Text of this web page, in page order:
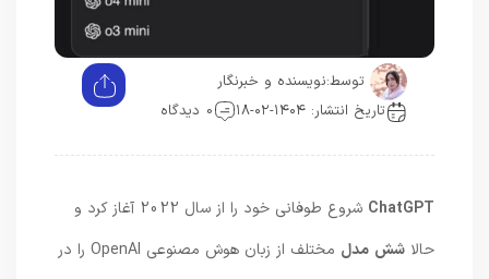
توسط: نویسنده و خبرنگار
تاریخ انتشار: ۱۴۰۴-۰۲-۱۸
0 دیدگاه
ChatGPT
شروع طوفانی خود را از سال 2022 آغاز کرد و
شش مدل
مختلف از زبان هوش مصنوعی OpenAI را در